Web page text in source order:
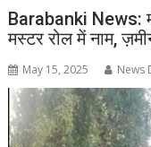
Barabanki News:
मस्टर रोल में नाम,
May 15, 2025 News